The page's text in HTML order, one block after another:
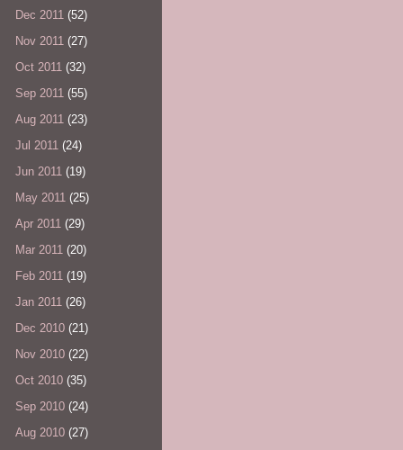
Dec 2011 (52)
Nov 2011 (27)
Oct 2011 (32)
Sep 2011 (55)
Aug 2011 (23)
Jul 2011 (24)
Jun 2011 (19)
May 2011 (25)
Apr 2011 (29)
Mar 2011 (20)
Feb 2011 (19)
Jan 2011 (26)
Dec 2010 (21)
Nov 2010 (22)
Oct 2010 (35)
Sep 2010 (24)
Aug 2010 (27)